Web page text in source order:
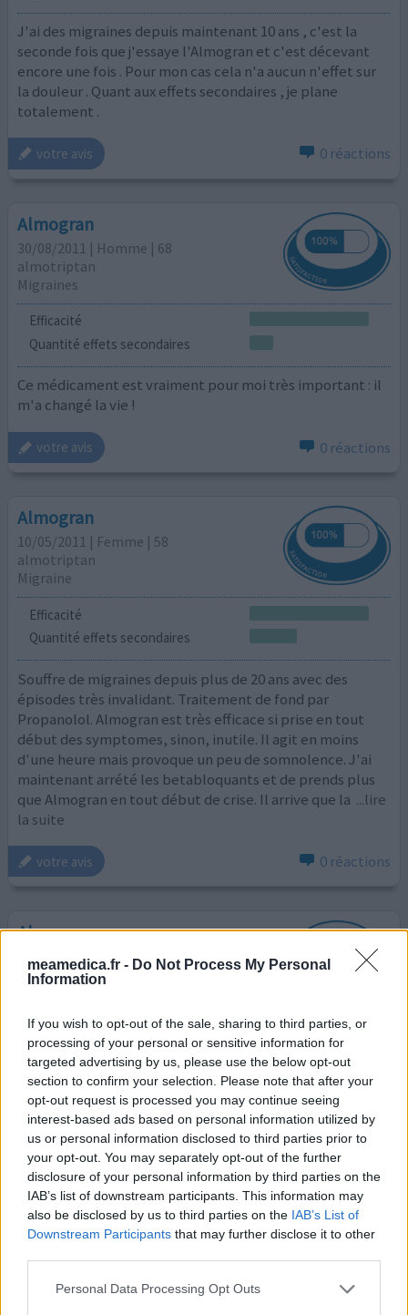
meamedica.fr - Do Not Process My Personal
Information
If you wish to opt-out of the sale, sharing to third parties, or
processing of your personal or sensitive information for
targeted advertising by us, please use the below opt-out
section to confirm your selection. Please note that after your
opt-out request is processed you may continue seeing
interest-based ads based on personal information utilized by
us or personal information disclosed to third parties prior to
your opt-out. You may separately opt-out of the further
disclosure of your personal information by third parties on the
IAB’s list of downstream participants. This information may
also be disclosed by us to third parties on the IAB’s List of
Downstream Participants that may further disclose it to other
Personal Data Processing Opt Outs
J'ai des migraines depuis maintenant 10 ans , c'est la
seconde fois que j'essaye l'Almogran et c'est décevant
encore une fois . Pour mon cas cela n'a aucun n'effet sur
la douleur . Quant aux effets secondaires , je plane
totalement .
votre avis 0 réactions
Almogran
30/08/2011 | Homme | 68
almotriptan
Migraines
Efficacité
Quantité effets secondaires
Ce médicament est vraiment pour moi très important : il
m'a changé la vie !
votre avis 0 réactions
Almogran
10/05/2011 | Femme | 58
almotriptan
Migraine
Efficacité
Quantité effets secondaires
Souffre de migraines depuis plus de 20 ans avec des
épisodes très invalidant. Traitement de fond par
Propanolol. Almogran est très efficace si prise en tout
début des symptomes, sinon, inutile. Il agit en moins
d'une heure mais provoque un peu de somnolence. J'ai
maintenant arrété les betabloquants et de prends plus
que Almogran en tout début de crise. Il arrive que la ...lire
la suite
votre avis 0 réactions
Almogran
23/04/2011 | Femme | 24
almotriptan
Efficacité
Quantité effets secondaires
C'est la 3ème fois que je prends ce médicament, lorsque
j'ai de très violentes migraines. J'ai souvent des
migraines, et je me réserve l'utilisation de l'almogran
lorsque mes migraines sont insupportables. Je pense
que, bien que le résultat soit efficace, je n'en prendrais
plus, car cela me déclenche de terribles sensations de
brûlures dans la tête. C'est extrêmement doulo ...lire la
suite